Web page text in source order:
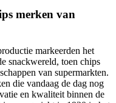
merken van
markeerden het
snackwereld, toen chips
van supermarkten.
die vandaag de dag nog
en kwaliteit binnen de